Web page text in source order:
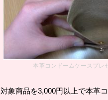
本革コンドームケースプレ
対象商品を3,000円以上で本革